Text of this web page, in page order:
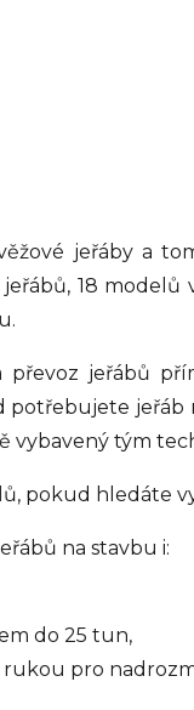
jeřáby a
18
převoz jeřábů
jeřáb
vybavený tým
pokud hledáte
na stavbu i:
do 25 tun,
pro